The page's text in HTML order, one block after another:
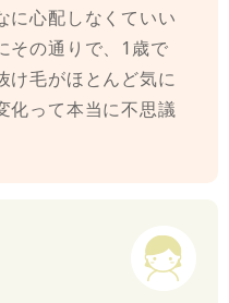
に心配しなくていい
その通りで、1歳で
け毛がほとんど気に
化って本当に不思議